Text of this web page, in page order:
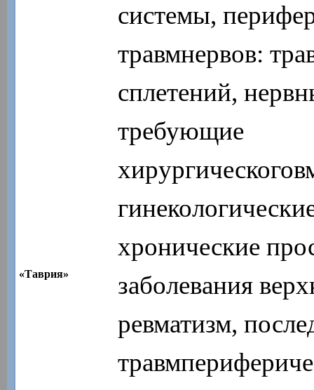
системы,
травмнервов:
сплетений,
требующие
хронические
«Таврия»
заболевания
ревматизм,